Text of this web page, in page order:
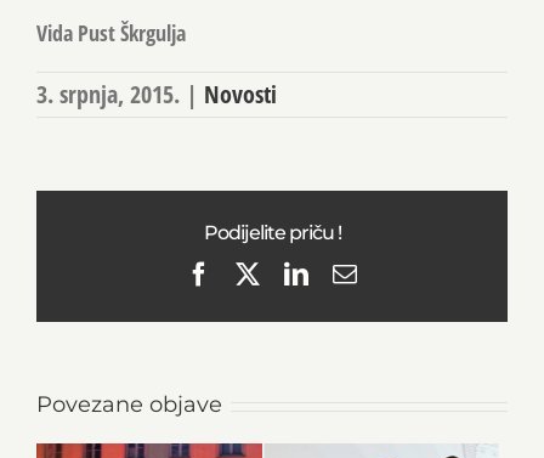
Vida Pust Škrgulja
3. srpnja, 2015. | Novosti
Podijelite priču !
FacebookLinkedIn
Email
Povezane objave